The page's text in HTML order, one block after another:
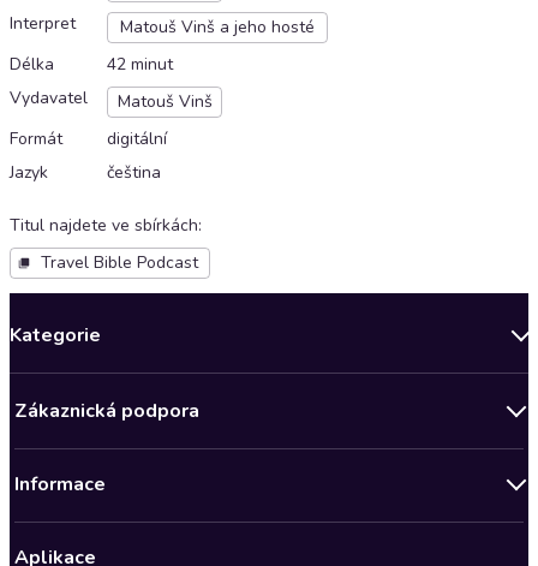
Interpret
Matouš Vinš a jeho hosté
Délka
42 minut
Vydavatel
Matouš Vinš
Formát
digitální
Jazyk
čeština
Titul najdete ve sbírkách:
Travel Bible Podcast
Kategorie
Bestsellery měsíce
Nově v Klubu
Zákaznická podpora
Informace
Aplikace